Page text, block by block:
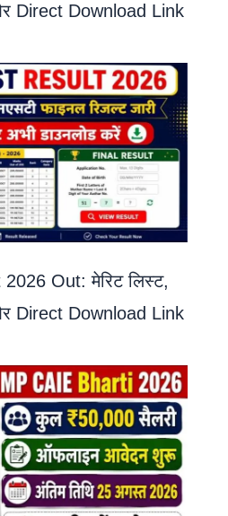
Direct Download Link
Out: मेरिट लिस्ट,
Direct Download Link